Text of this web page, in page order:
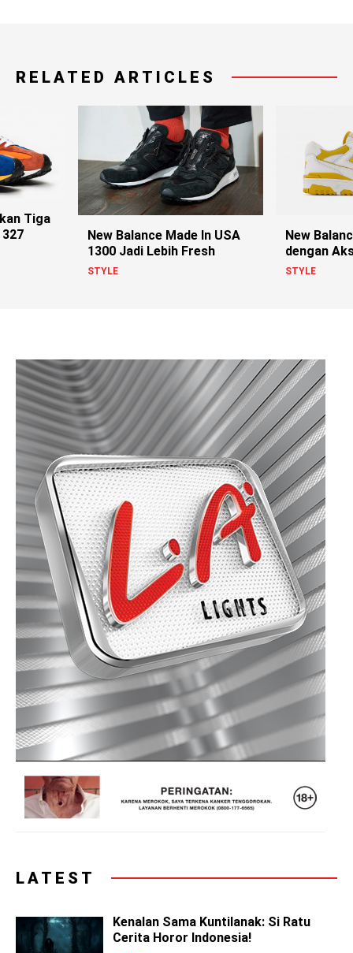
RELATED ARTICLES
Tiga
New Balance Made In USA
1300 Jadi Lebih Fresh
STYLE
New
dengan
STYLE
LATEST
Kenalan Sama Kuntilanak: Si Ratu
Cerita Horor Indonesia!